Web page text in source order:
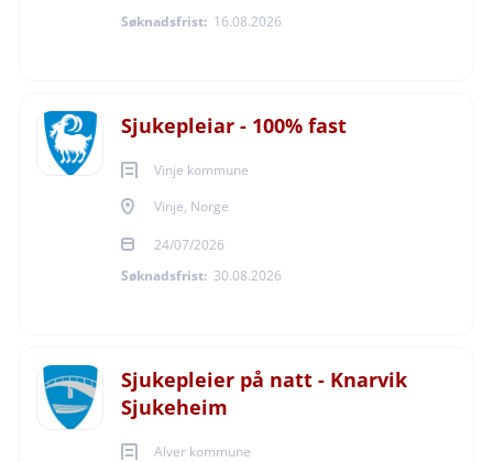
Søknadsfrist: 16.08.2026
Sjukepleiar - 100% fast
Vinje kommune
Vinje, Norge
24/07/2026
Søknadsfrist: 30.08.2026
Sjukepleier på natt - Knarvik
Sjukeheim
Alver kommune